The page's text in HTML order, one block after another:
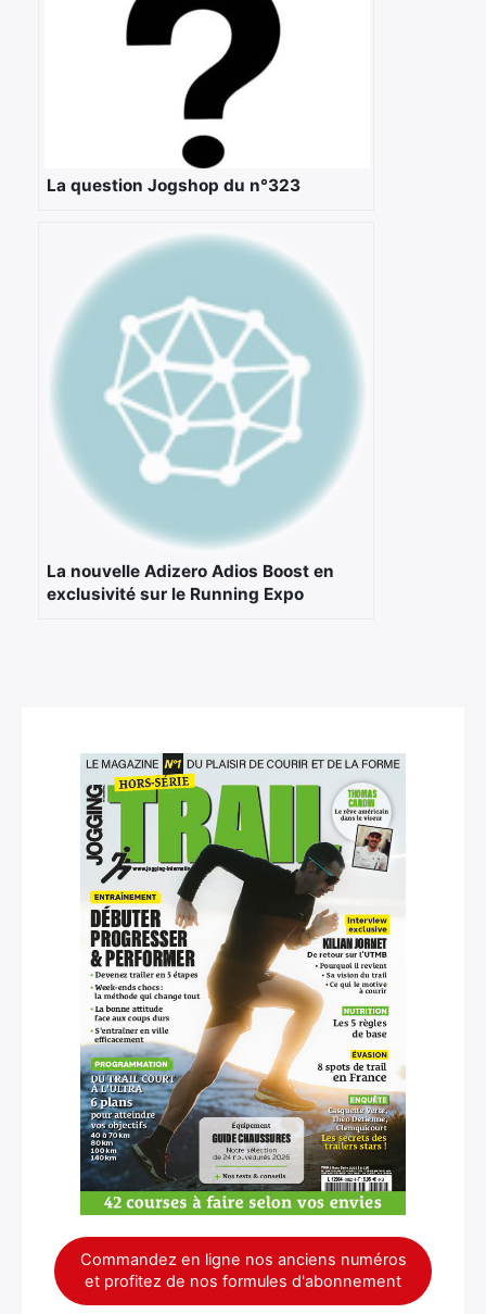
La question Jogshop du n°323
La nouvelle Adizero Adios Boost en
exclusivité sur le Running Expo
Commandez en ligne nos anciens numéros
et profitez de nos formules d'abonnement
Rechercher